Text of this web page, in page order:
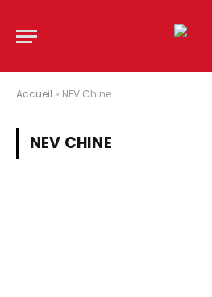
Accueil » NEV Chine
NEV CHINE